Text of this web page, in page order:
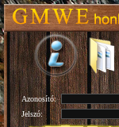
Azonosító:
Jelszó: